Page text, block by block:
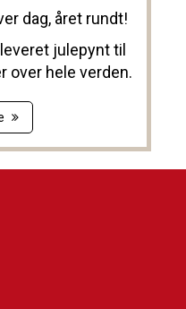
dag, året rundt!
julepynt til
over hele verden.